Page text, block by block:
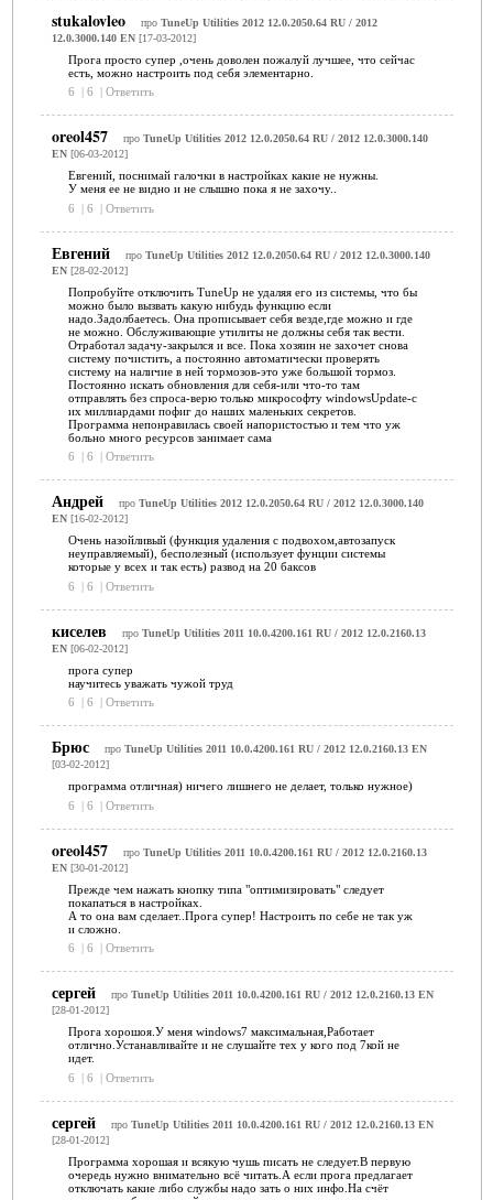
stukalovleo про TuneUp Utilities 2012 12.0.2050.64 RU / 2012
12.0.3000.140 EN[17-03-2012]
Прога просто супер ,очень доволен пожалуй лучшее, что сейчас
есть, можно настроить под себя элементарно.
6
| 6 | Ответить
oreol457 про TuneUp Utilities 2012 12.0.2050.64 RU / 2012 12.0.3000.140
EN[06-03-2012]
Евгений, поснимай галочки в настройках какие не нужны.
У меня ее не видно и не слышно пока я не захочу..
6
| 6 | Ответить
Евгений про TuneUp Utilities 2012 12.0.2050.64 RU / 2012 12.0.3000.140
EN[28-02-2012]
Попробуйте отключить TuneUp не удаляя его из системы, что бы
можно было вызвать какую нибудь функцию если
надо.Задолбаетесь. Она прописывает себя везде,где можно и где
не можно. Обслуживающие утилиты не должны себя так вести.
Отработал задачу-закрылся и все. Пока хозяин не захочет снова
систему почистить, а постоянно автоматически проверять
систему на наличие в ней тормозов-это уже большой тормоз.
Постоянно искать обновления для себя-или что-то там
отправлять без спроса-верю только микрософту windowsUpdate-с
их миллиардами пофиг до наших маленьких секретов.
Программа непонравилась своей напористостью и тем что уж
больно много ресурсов занимает сама
6
| 6 | Ответить
Андрей про TuneUp Utilities 2012 12.0.2050.64 RU / 2012 12.0.3000.140
EN[16-02-2012]
Очень назойливый (функция удаления с подвохом,автозапуск
неуправляемый), бесполезный (использует фунции системы
которые у всех и так есть) развод на 20 баксов
6
| 6 | Ответить
киселев про TuneUp Utilities 2011 10.0.4200.161 RU / 2012 12.0.2160.13
EN[06-02-2012]
прога супер
научитесь уважать чужой труд
6
| 6 | Ответить
Брюс про TuneUp Utilities 2011 10.0.4200.161 RU / 2012 12.0.2160.13 EN
[03-02-2012]
программа отличная) ничего лишнего не делает, только нужное)
6
| 6 | Ответить
oreol457 про TuneUp Utilities 2011 10.0.4200.161 RU / 2012 12.0.2160.13
EN[30-01-2012]
Прежде чем нажать кнопку типа "оптимизировать" следует
покапаться в настройках.
А то она вам сделает..Прога супер! Настроить по себе не так уж
и сложно.
6
| 6 | Ответить
сергей про TuneUp Utilities 2011 10.0.4200.161 RU / 2012 12.0.2160.13 EN
[28-01-2012]
Прога хорошоя.У меня windows7 максимальная,Работает
отлично.Устанавливайте и не слушайте тех у кого под 7кой не
идет.
6
| 6 | Ответить
сергей про TuneUp Utilities 2011 10.0.4200.161 RU / 2012 12.0.2160.13 EN
[28-01-2012]
Программа хорошая и всякую чушь писать не следует.В первую
очередь нужно внимательно всё читать.А если прога предлагает
отключать какие либо службы надо зать о них инфо.На счёт